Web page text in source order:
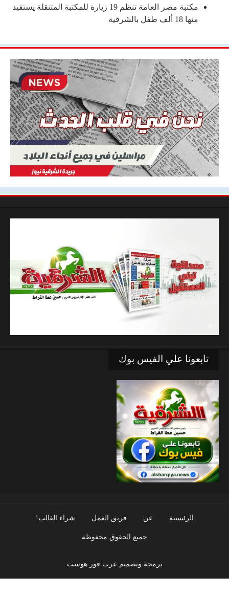
مكتبة مصر العامة تنظم 19 زيارة للمكتبة المتنقلة يستفيد
منها 18 ألف طفل بالشرقية
تابعونا علي الفيس بوك
الرئيسية عن فريق العمل شراء القالب!
جميع الحقوق محفوظة
برمجة وتصميم عرب فور هوست